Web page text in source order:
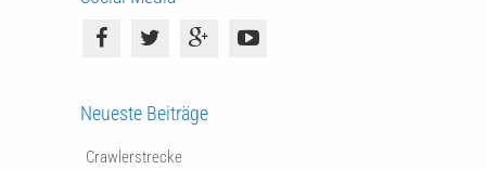
Neueste Beiträge
Crawlerstrecke